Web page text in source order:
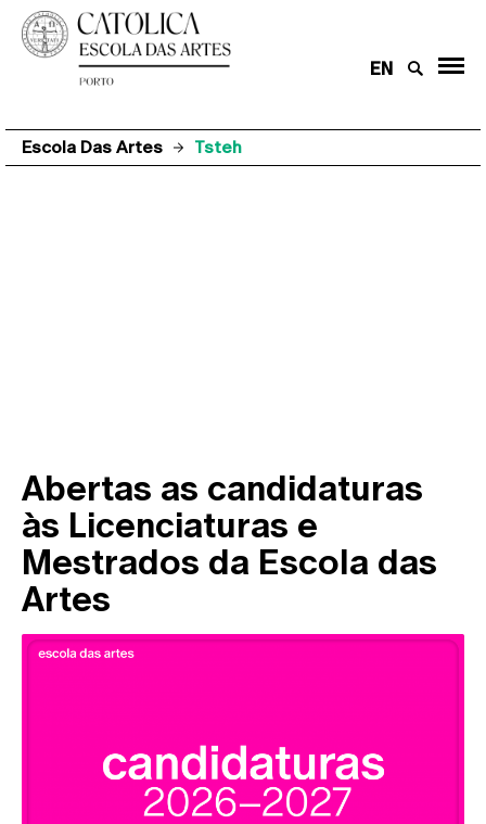
EN
Escola Das Artes Tsteh
Abertas as candidaturas
às Licenciaturas e
Mestrados da Escola das
Artes